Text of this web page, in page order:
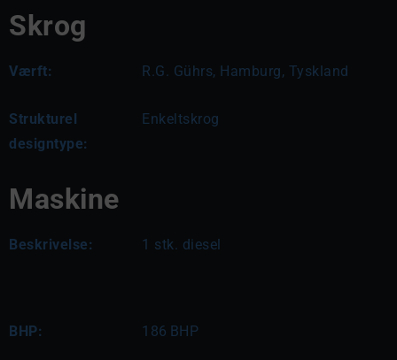
Skrog
Værft: R.G. Gührs, Hamburg, Tyskland
Strukturel
designtype:
Enkeltskrog
Maskine
Beskrivelse: 1 stk. diesel
BHP: 186 BHP